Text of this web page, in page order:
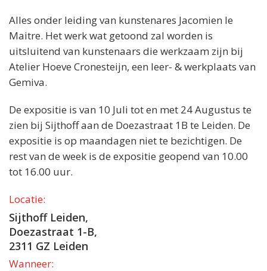
Alles onder leiding van kunstenares Jacomien le
Maitre. Het werk wat getoond zal worden is
uitsluitend van kunstenaars die werkzaam zijn bij
Atelier Hoeve Cronesteijn, een leer- & werkplaats van
Gemiva.
De expositie is van 10 Juli tot en met 24 Augustus te
zien bij Sijthoff aan de Doezastraat 1B te Leiden. De
expositie is op maandagen niet te bezichtigen. De
rest van de week is de expositie geopend van 10.00
tot 16.00 uur.
Locatie:
Sijthoff Leiden,
Doezastraat 1-B,
2311 GZ Leiden
Wanneer: